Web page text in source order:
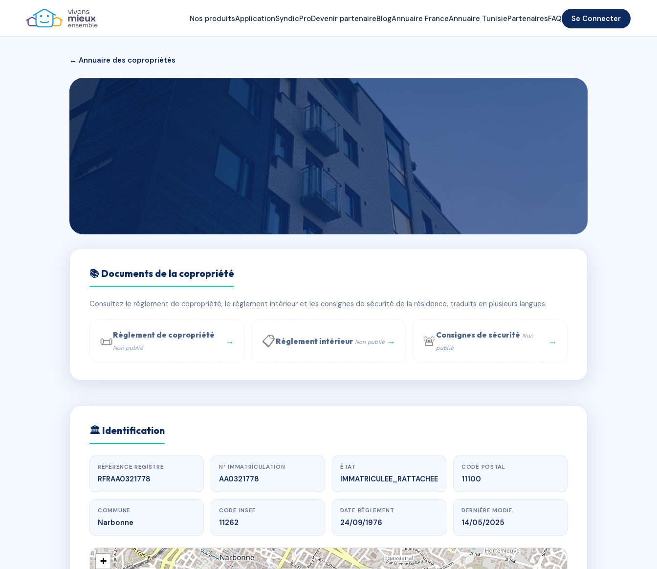
Nos produitsApplicationSyndicProDevenir partenaireBlogAnnuaire FranceAnnuaire TunisiePartenairesFAQ Se Connecter
← Annuaire des copropriétés
ILE VERTE
📍 1 qu valliere 11100 Narbonne
📞 Contacter Syndic Digital 💬 WhatsApp
📚 Documents de la copropriété
Consultez le règlement de copropriété, le règlement intérieur et les consignes de sécurité de la résidence, traduits en plusieurs langues.
📜Règlement de copropriété
Non publié
→ 📋Règlement intérieur Non publié → 🚨 Consignes de sécurité Non
publié
→
AA0321778 🇫🇷
🏛 Identification
RÉFÉRENCE REGISTRE
RFRAA0321778
N° IMMATRICULATION
AA0321778
ÉTAT
IMMATRICULEE_RATTACHEE
CODE POSTAL
11100
COMMUNE
Narbonne
CODE INSEE
11262
DATE RÈGLEMENT
24/09/1976
DERNIÈRE MODIF.
14/05/2025
+